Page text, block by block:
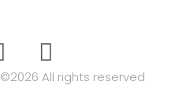
©2026 All rights reserved